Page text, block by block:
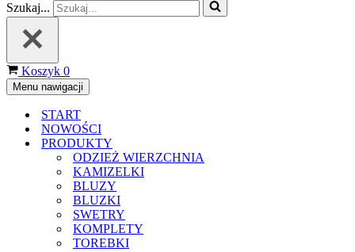
Szukaj...
Koszyk 0
Menu nawigacji
START
NOWOŚCI
PRODUKTY
ODZIEŻ WIERZCHNIA
KAMIZELKI
BLUZY
BLUZKI
SWETRY
KOMPLETY
TOREBKI